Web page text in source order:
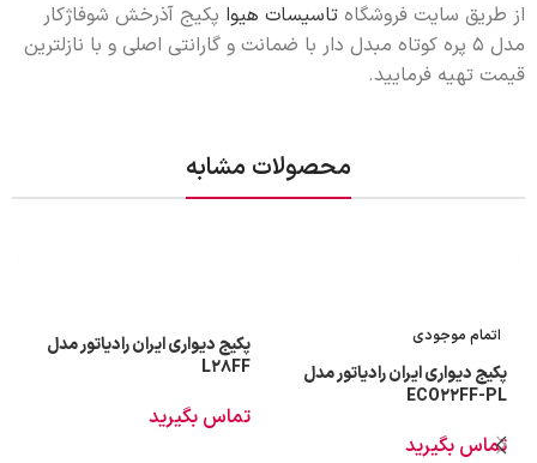
از طریق سایت فروشگاه تاسیسات هیوا پکیج آذرخش شوفاژکار
مدل 5 پره کوتاه مبدل دار با ضمانت و گارانتی اصلی و با نازلترین
قیمت تهیه فرمایید.
محصولات مشابه
اتمام موجودی
پکیج دیواری ایران رادیاتور مدل
ECO22FF-PL
تماس بگیرید
پکیج دیواری ایران رادیاتور مدل
L28FF
تماس بگیرید